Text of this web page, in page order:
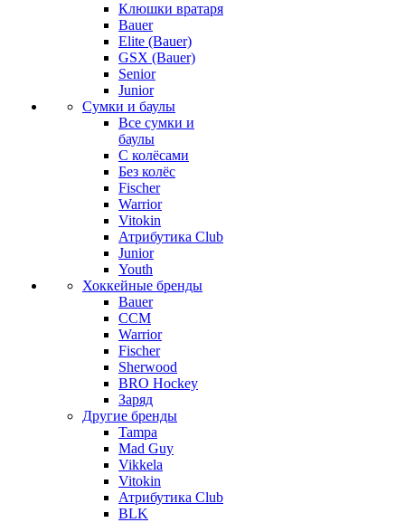
Клюшки вратаря
Bauer
Elite (Bauer)
GSX (Bauer)
Senior
Junior
Сумки и баулы
Все сумки и
баулы
С колёсами
Без колёс
Fischer
Warrior
Vitokin
Атрибутика Club
Junior
Youth
Хоккейные бренды
Bauer
CCM
Warrior
Fischer
Sherwood
BRO Hockey
Заряд
Другие бренды
Tampa
Mad Guy
Vikkela
Vitokin
Атрибутика Club
BLK